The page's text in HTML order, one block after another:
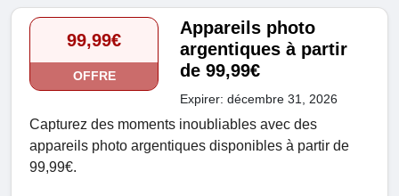
99,99€
OFFRE
Appareils photo
argentiques à partir
de 99,99€
Expirer: décembre 31, 2026
Capturez des moments inoubliables avec des
appareils photo argentiques disponibles à partir de
99,99€.